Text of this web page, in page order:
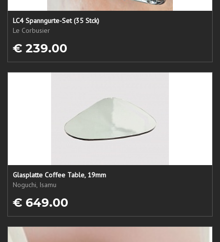
LC4 Spanngurte-Set (35 Stck)
Le Corbusier
€ 239.00
Glasplatte Coffee Table, 19mm
Noguchi, Isamu
€ 649.00